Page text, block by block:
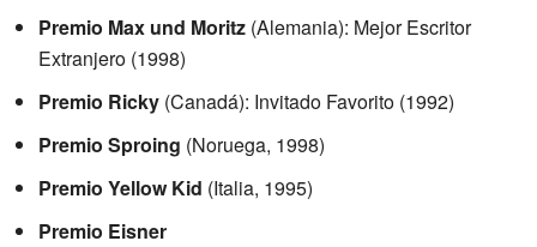
Premio Max und Moritz (Alemania): Mejor Escritor
Extranjero (1998)
Premio Ricky (Canadá): Invitado Favorito (1992)
Premio Sproing (Noruega, 1998)
Premio Yellow Kid (Italia, 1995)
Premio Eisner